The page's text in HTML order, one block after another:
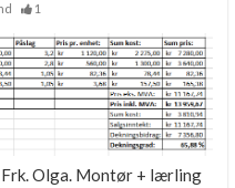
1
Frk. Olga. Montør + lærling